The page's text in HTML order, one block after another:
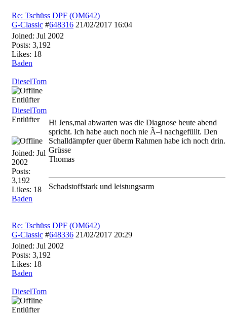
Re: Tschüss DPF (OM642)
G-Classic #648316 21/02/2017 16:04
Joined: Jul 2002
Posts: 3,192
Likes: 18
Baden
DieselTom
Entlüfter
DieselTom
Entlüfter
Joined: Jul
2002
Posts:
3,192
Likes: 18
Baden
Hi Jens,mal abwarten was die Diagnose heute abend
spricht. Ich habe auch noch nie Ã–l nachgefüllt. Den
Schalldämpfer quer überm Rahmen habe ich noch drin.
Grüsse
Thomas
Schadstoffstark und leistungsarm
Re: Tschüss DPF (OM642)
G-Classic #648336 21/02/2017 20:29
Joined: Jul 2002
Posts: 3,192
Likes: 18
Baden
DieselTom
Entlüfter